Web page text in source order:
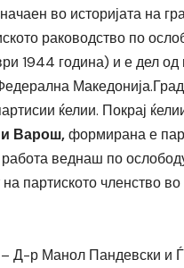
во историјата на
раководство по
1944 година) и е дел
ќелии. Покрај
Варош,формирана е
веднаш по
партиското членство
Д-р Манол Пандевски и